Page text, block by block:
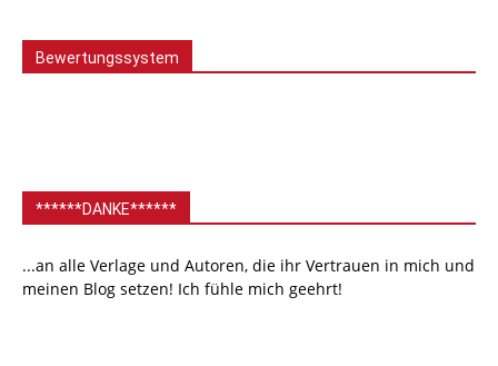
Bewertungssystem
******DANKE******
...an alle Verlage und Autoren, die ihr Vertrauen in mich und
meinen Blog setzen! Ich fühle mich geehrt!